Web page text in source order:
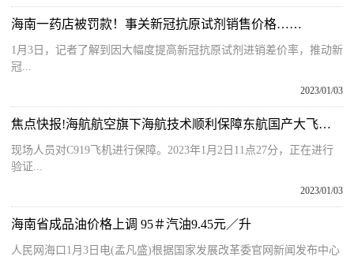
海南一药店被罚款！事关新冠抗原试剂销售价格……
1月3日，记者了解到因大幅度提高新冠抗原试剂进销差价率，推动新
冠...
2023/01/03
焦点快报!海航航空旗下海航技术顺利保障东航国产大飞机C919验证飞行任务
现场人员对C919飞机进行保障。2023年1月2日11点27分，正在进行
验证...
2023/01/03
海南省成品油价格上调 95＃汽油9.45元／升
人民网海口1月3日电(孟凡盛)根据国家发展改革委官网新闻发布中心